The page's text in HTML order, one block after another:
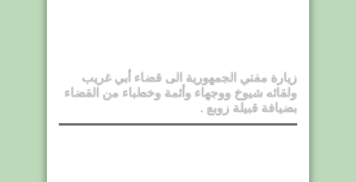
زيارة مفتي الجمهورية الى قضاء أبي غريب
ولقائه شيوخ ووجهاء وأئمة وخطباء من القضاء
بضيافة قبيلة زوبع .